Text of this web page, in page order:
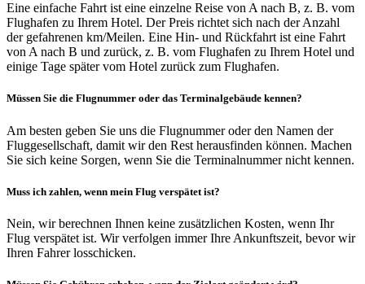
Eine einfache Fahrt ist eine einzelne Reise von A nach B, z. B. vom
Flughafen zu Ihrem Hotel. Der Preis richtet sich nach der Anzahl
der gefahrenen km/Meilen. Eine Hin- und Rückfahrt ist eine Fahrt
von A nach B und zurück, z. B. vom Flughafen zu Ihrem Hotel und
einige Tage später vom Hotel zurück zum Flughafen.
Müssen Sie die Flugnummer oder das Terminalgebäude kennen?
Am besten geben Sie uns die Flugnummer oder den Namen der
Fluggesellschaft, damit wir den Rest herausfinden können. Machen
Sie sich keine Sorgen, wenn Sie die Terminalnummer nicht kennen.
Muss ich zahlen, wenn mein Flug verspätet ist?
Nein, wir berechnen Ihnen keine zusätzlichen Kosten, wenn Ihr
Flug verspätet ist. Wir verfolgen immer Ihre Ankunftszeit, bevor wir
Ihren Fahrer losschicken.